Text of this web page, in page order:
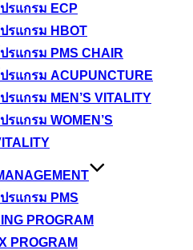
รแกรม ECP
รแกรม HBOT
รแกรม PMS CHAIR
รแกรม ACUPUNCTURE
รแกรม MEN’S VITALITY
รแกรม WOMEN’S
รแกรม PMS
PROGRAM
PROGRAM